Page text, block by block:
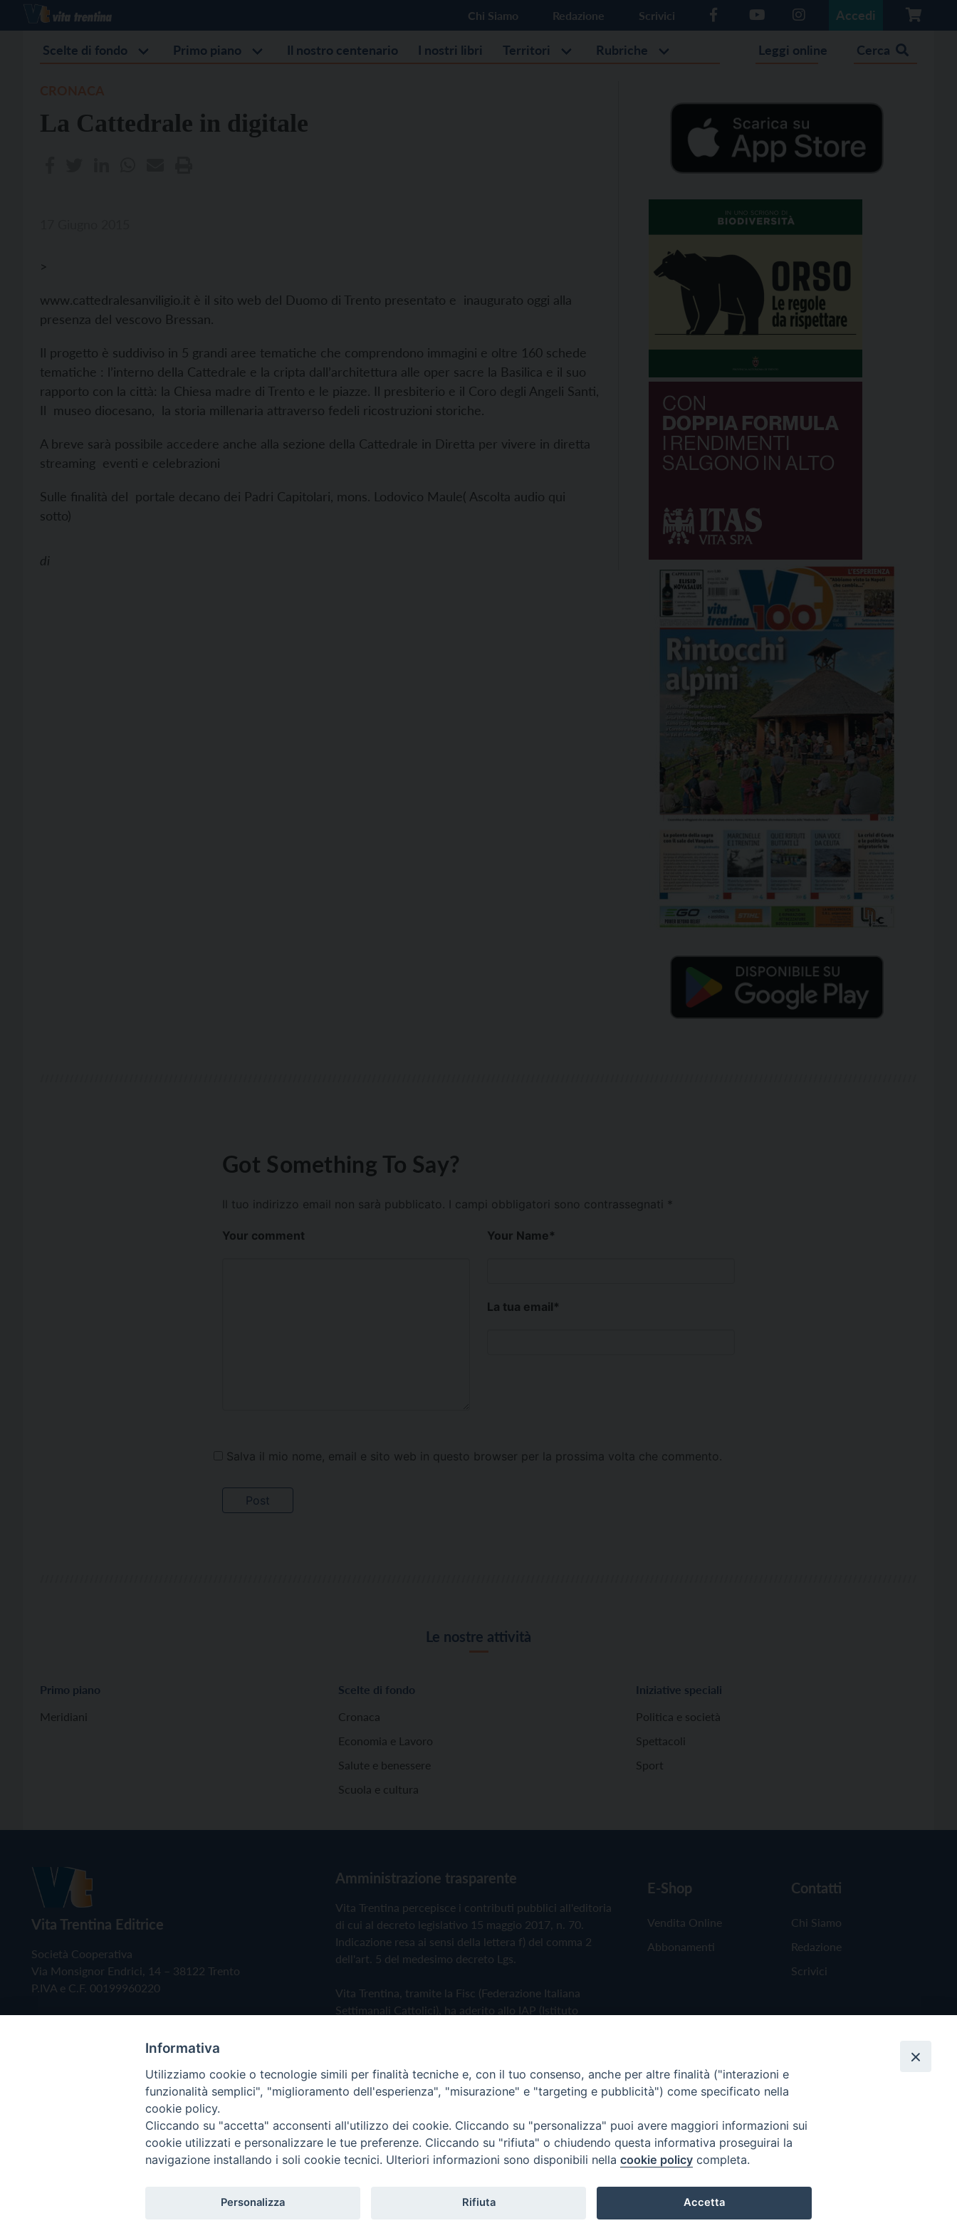
Chi Siamo Redazione Scrivici Accedi
Scelte di fondo Primo piano Il nostro centenario I nostri libri Territori Rubriche Leggi online Cerca
La Cattedrale in digitale
>
www.cattedralesanviligio.it è il sito web del Duomo di Trento presentato e inaugurato oggi alla
presenza del vescovo Bressan.
Il progetto è suddiviso in 5 grandi aree tematiche che comprendono immagini e oltre 160 schede
tematiche : l’interno della Cattedrale e la cripta dall’architettura alle oper sacre la Basilica e il suo
rapporto con la città: la Chiesa madre di Trento e le piazze. Il presbiterio e il Coro degli Angeli Santi,
Il museo diocesano, la storia millenaria attraverso fedeli ricostruzioni storiche.
A breve sarà possibile accedere anche alla sezione della Cattedrale in Diretta per vivere in diretta
streaming eventi e celebrazioni
Sulle finalità del portale decano dei Padri Capitolari, mons. Lodovico Maule( Ascolta audio qui
sotto)
di
Got Something To Say?
Il tuo indirizzo email non sarà pubblicato. I campi obbligatori sono contrassegnati *
Your comment Your Name*
La tua email*
Salva il mio nome, email e sito web in questo browser per la prossima volta che commento.
Le nostre attività
Primo piano
Meridiani
Scelte di fondo
Cronaca
Economia e Lavoro
Salute e benessere
Scuola e cultura
Iniziative speciali
Politica e società
Spettacoli
Sport
Vita Trentina Editrice
Società Cooperativa
Via Monsignor Endrici, 14 – 38122 Trento
P.IVA e C.F. 00199960220
Amministrazione trasparente
Vita Trentina percepisce i contributi pubblici all'editoria
di cui al decreto legislativo 15 maggio 2017, n. 70.
Indicazione resa ai sensi della lettera f) del comma 2
dell'art. 5 del medesimo decreto Lgs.
Vita Trentina, tramite la Fisc (Federazione Italiana
Settimanali Cattolici), ha aderito allo IAP (Istituto
Privacy Policy Cookie Policy
E-Shop
Vendita Online
Abbonamenti
Contatti
Chi Siamo
Redazione
Scrivici
Copyright © 2019 - Tutti i diritti riservati - Vita Trentina Editrice
Informativa
Utilizziamo cookie o tecnologie simili per finalità tecniche e, con il tuo consenso, anche per altre finalità ("interazioni e
funzionalità semplici", "miglioramento dell'esperienza", "misurazione" e "targeting e pubblicità") come specificato nella
cookie policy.
Cliccando su "accetta" acconsenti all'utilizzo dei cookie. Cliccando su "personalizza" puoi avere maggiori informazioni sui
cookie utilizzati e personalizzare le tue preferenze. Cliccando su "rifiuta" o chiudendo questa informativa proseguirai la
navigazione installando i soli cookie tecnici. Ulteriori informazioni sono disponibili nella cookie policy completa.
Personalizza Rifiuta Accetta